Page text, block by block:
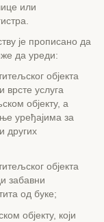
или
је прописано да
да уреди:
објекта
врсте услуга
објекту, а
уређајима за
других
објекта
забавни
од буке;
објекту, који